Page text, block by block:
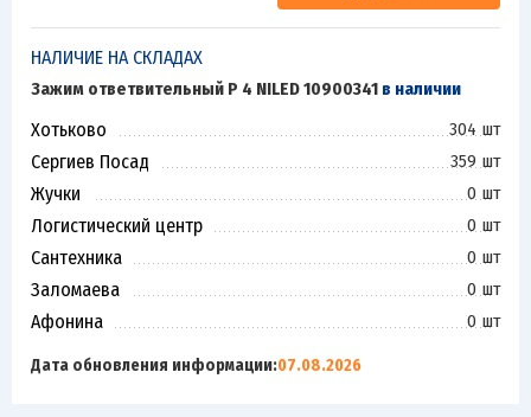
НАЛИЧИЕ НА СКЛАДАХ
Зажим ответвительный P 4 NILED 10900341 в наличии
Хотьково 304 шт
Сергиев Посад 359 шт
Жучки 0 шт
Логистический центр 0 шт
Сантехника 0 шт
Заломаева 0 шт
Афонина 0 шт
Дата обновления информации:07.08.2026